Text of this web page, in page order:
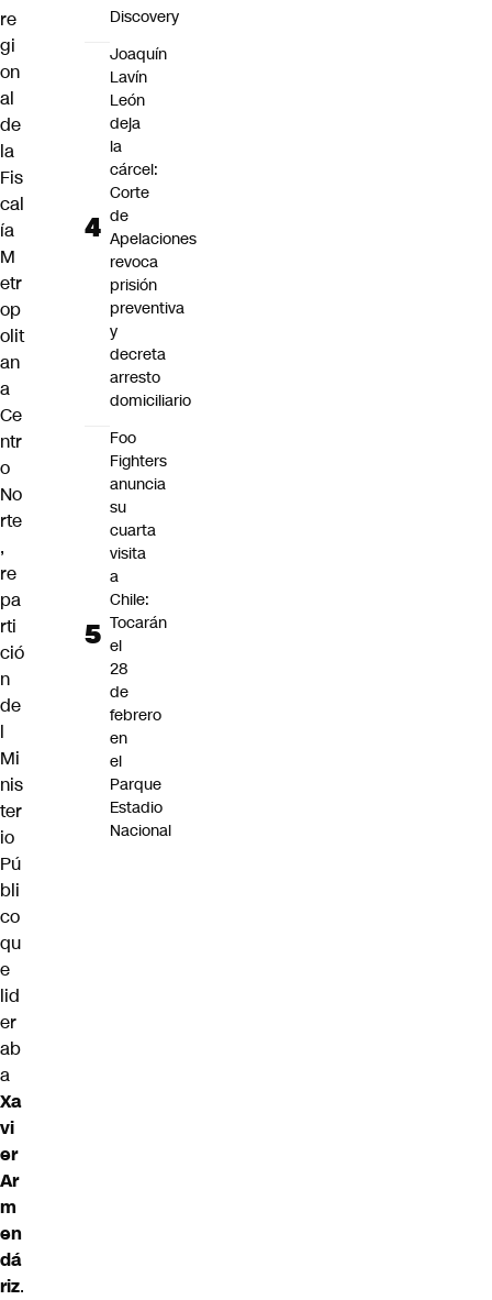
re
gi
on
al
de
la
Fis
cal
ía
M
etr
op
olit
an
a
Ce
ntr
o
No
rte
,
re
pa
rti
ció
n
de
l
Mi
nis
ter
io
Pú
bli
co
qu
e
lid
er
ab
a
Xa
vi
er
Ar
m
en
dá
riz.
Discovery
Joaquín
Lavín
León
deja
la
cárcel:
Corte
de
Apelaciones
revoca
prisión
preventiva
y
decreta
arresto
domiciliario
Foo
Fighters
anuncia
su
cuarta
visita
a
Chile:
Tocarán
el
28
de
febrero
en
el
Parque
Estadio
Nacional